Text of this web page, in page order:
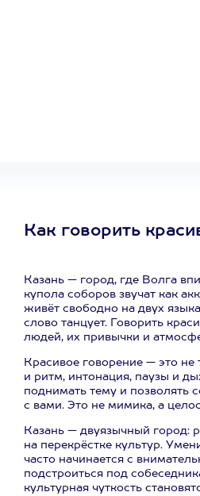
Как говорить
Казань — город, где Волга
купола соборов звучат как
живёт свободно на двух
слово танцует. Говорить
людей, их привычки и
Красивое говорение — это не
и ритм, интонация, паузы и
поднимать тему и позволять
с вами. Это не мимика, а
Казань — двуязычный город:
на перекрёстке культур.
часто начинается с
подстроиться под
культурная чуткость